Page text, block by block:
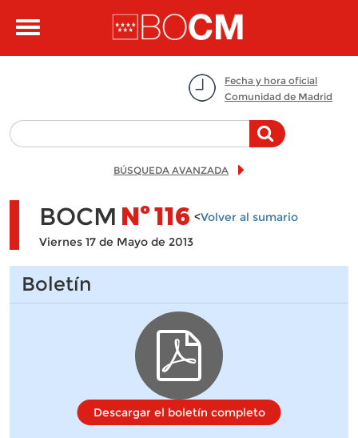
Toggle
Fecha y hora oficial
Comunidad de Madrid
BÚSQUEDA AVANZADA
BOCM Nº116 <Volver al sumario
Viernes 17 de Mayo de 2013
Boletín
Descargar el boletín completo